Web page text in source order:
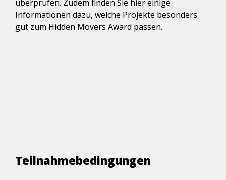
überprüfen. Zudem finden Sie hier einige
Informationen dazu, welche Projekte besonders
gut zum Hidden Movers Award passen.
Teilnahmebedingungen